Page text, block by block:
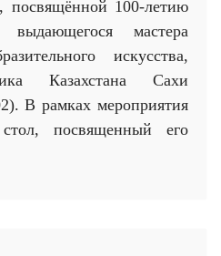
посвящённой 100-летию
мастера
искусства,
Казахстана Сахи
В рамках мероприятия
посвященный его